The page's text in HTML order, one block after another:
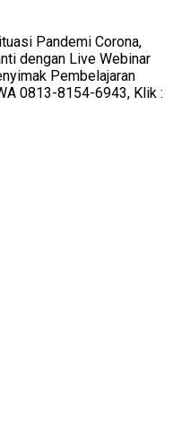
Pandemi Corona,
dengan Live Webinar
Pembelajaran
0813-8154-6943, Klik :